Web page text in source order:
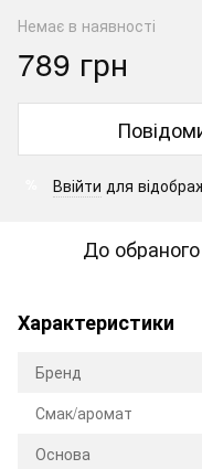
Немає в наявності
789 грн
Ввійти для
До обраного
Характеристики
Бренд
Смак/аромат
Оснoва